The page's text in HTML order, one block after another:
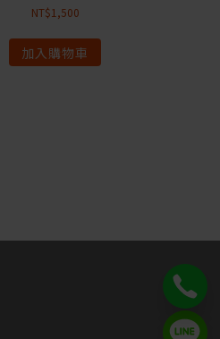
NT$1,500
加入購物車